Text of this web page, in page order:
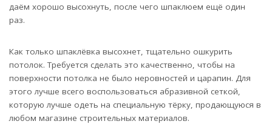
даём хорошо высохнуть, после чего шпаклюем ещё один
раз.
Как только шпаклёвка высохнет, тщательно ошкурить
потолок. Требуется сделать это качественно, чтобы на
поверхности потолка не было неровностей и царапин. Для
этого лучше всего воспользоваться абразивной сеткой,
которую лучше одеть на специальную тёрку, продающуюся в
любом магазине строительных материалов.